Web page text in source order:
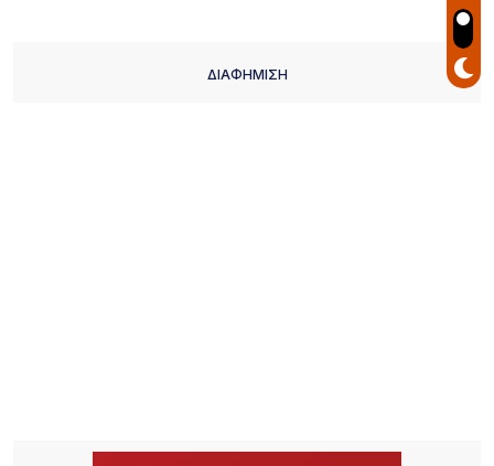
ΔΙΑΦΗΜΙΣΗ